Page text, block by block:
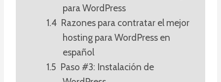
para WordPress
Razones para contratar el mejor
hosting para WordPress en
español
Paso #3: Instalación de